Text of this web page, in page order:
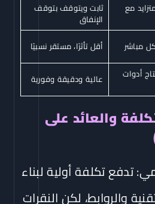
مع ثابت ويتوقف بتوقف
الإنفاق
مباشر أقل تأثرًا، مستقر نسبيًا
أدوات عالية ودقيقة وفورية
والعائد على
تدفع تكلفة أولية لبناء
والروابط، لكن النقرات